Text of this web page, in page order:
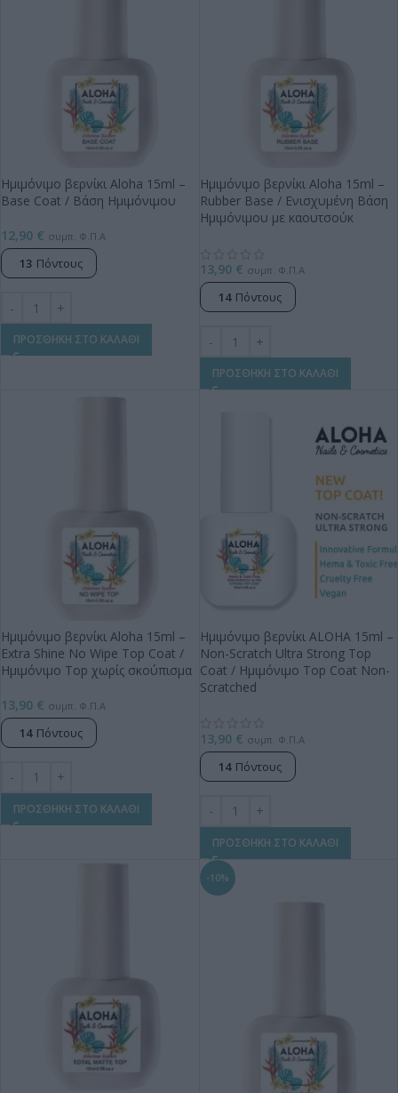
Ημιμόνιμο βερνίκι Aloha 15ml –
Base Coat / Βάση Ημιμόνιμου
12,90 € συμπ. Φ.Π.Α
13 Πόντους
ΠΡΟΣΘΗΚΗ ΣΤΟ ΚΑΛΑΘΙ
Ημιμόνιμο βερνίκι Aloha 15ml –
Rubber Base / Ενισχυμένη Βάση
Ημιμόνιμου με καουτσούκ
13,90 € συμπ. Φ.Π.Α
14 Πόντους
ΠΡΟΣΘΗΚΗ ΣΤΟ ΚΑΛΑΘΙ
Ημιμόνιμο βερνίκι Aloha 15ml –
Extra Shine No Wipe Top Coat /
Ημιμόνιμο Top χωρίς σκούπισμα
13,90 € συμπ. Φ.Π.Α
14 Πόντους
ΠΡΟΣΘΗΚΗ ΣΤΟ ΚΑΛΑΘΙ
Ημιμόνιμο βερνίκι ALOHA 15ml –
Non-Scratch Ultra Strong Top
Coat / Ημιμόνιμο Top Coat Non-
Scratched
13,90 € συμπ. Φ.Π.Α
14 Πόντους
ΠΡΟΣΘΗΚΗ ΣΤΟ ΚΑΛΑΘΙ
-10%